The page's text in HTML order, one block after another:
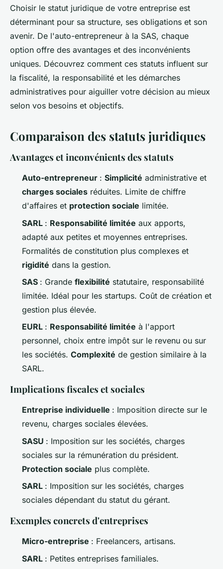
Comment choisir le statut
juridique de son entreprise ?
Sofia•9 juillet 2024•3 min de lecture
Choisir le statut juridique de votre entreprise est
déterminant pour sa structure, ses obligations et son
avenir. De l'auto-entrepreneur à la SAS, chaque
option offre des avantages et des inconvénients
uniques. Découvrez comment ces statuts influent sur
la fiscalité, la responsabilité et les démarches
administratives pour aiguiller votre décision au mieux
selon vos besoins et objectifs.
Comparaison des statuts juridiques
Avantages et inconvénients des statuts
Auto-entrepreneur : Simplicité administrative et
charges sociales réduites. Limite de chiffre
d'affaires et protection sociale limitée.
SARL : Responsabilité limitée aux apports,
adapté aux petites et moyennes entreprises.
Formalités de constitution plus complexes et
rigidité dans la gestion.
SAS : Grande flexibilité statutaire, responsabilité
limitée. Idéal pour les startups. Coût de création et
gestion plus élevée.
EURL : Responsabilité limitée à l'apport
personnel, choix entre impôt sur le revenu ou sur
les sociétés. Complexité de gestion similaire à la
SARL.
Implications fiscales et sociales
Entreprise individuelle : Imposition directe sur le
revenu, charges sociales élevées.
SASU : Imposition sur les sociétés, charges
sociales sur la rémunération du président.
Protection sociale plus complète.
SARL : Imposition sur les sociétés, charges
sociales dépendant du statut du gérant.
Exemples concrets d'entreprises
Micro-entreprise : Freelancers, artisans.
SARL : Petites entreprises familiales.